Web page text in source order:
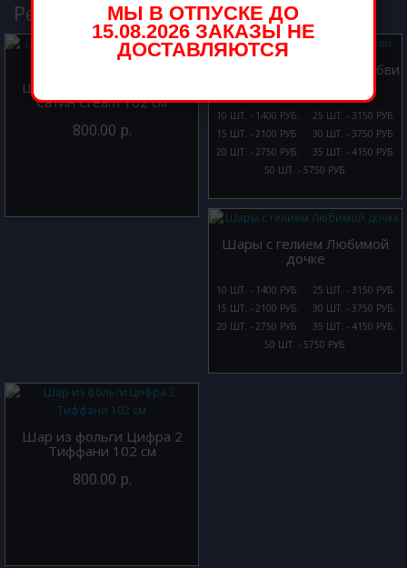
Рекомендуемые товары
Шар из фольги Цифра 3
Сатин Cream 102 см
800.00 р.
Шары с гелием Слова любви
10 ШТ. - 1400 РУБ.
15 ШТ. - 2100 РУБ.
20 ШТ. - 2750 РУБ.
25 ШТ. - 3150 РУБ.
30 ШТ. - 3750 РУБ.
35 ШТ. - 4150 РУБ.
50 ШТ. - 5750 РУБ.
Шары с гелием Любимой
дочке
10 ШТ. - 1400 РУБ.
15 ШТ. - 2100 РУБ.
20 ШТ. - 2750 РУБ.
25 ШТ. - 3150 РУБ.
30 ШТ. - 3750 РУБ.
35 ШТ. - 4150 РУБ.
50 ШТ. - 5750 РУБ.
Шар из фольги Цифра 2
Тиффани 102 см
800.00 р.
МЫ В ОТПУСКЕ ДО
15.08.2026 ЗАКАЗЫ НЕ
ДОСТАВЛЯЮТСЯ